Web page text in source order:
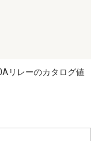
リレーのカタログ値